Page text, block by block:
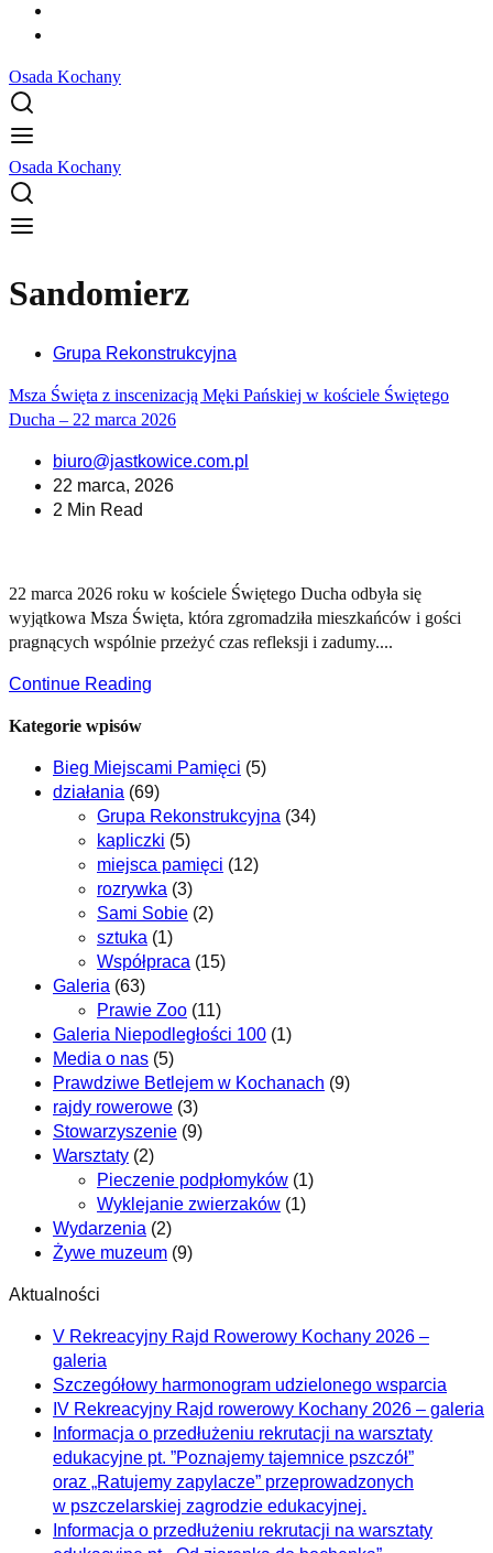
Osada Kochany
Osada Kochany
Sandomierz
Grupa Rekonstrukcyjna
Msza Święta z inscenizacją Męki Pańskiej w kościele Świętego
Ducha – 22 marca 2026
biuro@jastkowice.com.pl
22 marca, 2026
2 Min Read
22 marca 2026 roku w kościele Świętego Ducha odbyła się
wyjątkowa Msza Święta, która zgromadziła mieszkańców i gości
pragnących wspólnie przeżyć czas refleksji i zadumy....
Continue Reading
Kategorie wpisów
Bieg Miejscami Pamięci (5)
działania (69)
Grupa Rekonstrukcyjna (34)
kapliczki (5)
miejsca pamięci (12)
rozrywka (3)
Sami Sobie (2)
sztuka (1)
Współpraca (15)
Galeria (63)
Prawie Zoo (11)
Galeria Niepodległości 100 (1)
Media o nas (5)
Prawdziwe Betlejem w Kochanach (9)
rajdy rowerowe (3)
Stowarzyszenie (9)
Warsztaty (2)
Pieczenie podpłomyków (1)
Wyklejanie zwierzaków (1)
Wydarzenia (2)
Żywe muzeum (9)
Aktualności
V Rekreacyjny Rajd Rowerowy Kochany 2026 –
galeria
Szczegółowy harmonogram udzielonego wsparcia
IV Rekreacyjny Rajd rowerowy Kochany 2026 – galeria
Informacja o przedłużeniu rekrutacji na warsztaty
edukacyjne pt. ”Poznajemy tajemnice pszczół”
oraz „Ratujemy zapylacze” przeprowadzonych
w pszczelarskiej zagrodzie edukacyjnej.
Informacja o przedłużeniu rekrutacji na warsztaty